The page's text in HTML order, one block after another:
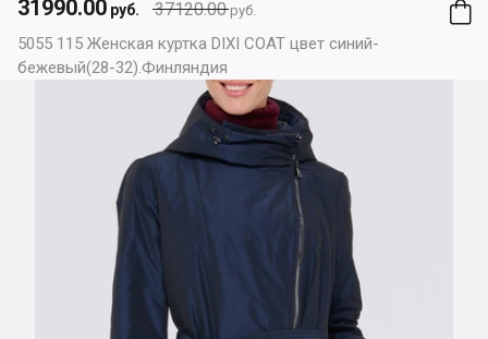
37120.00руб.
31990.00 руб.
5055 115 Женская куртка DIXI COAT цвет синий-
бежевый(28-32).Финляндия